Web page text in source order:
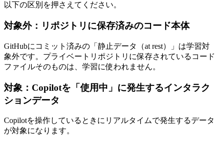
以下の区別を押さえてください。
対象外：リポジトリに保存済みのコード本体
GitHubにコミット済みの「静止データ（at rest）」は学習対
象外です。プライベートリポジトリに保存されているコード
ファイルそのものは、学習に使われません。
対象：Copilotを「使用中」に発生するインタラク
ションデータ
Copilotを操作しているときにリアルタイムで発生するデータ
が対象になります。